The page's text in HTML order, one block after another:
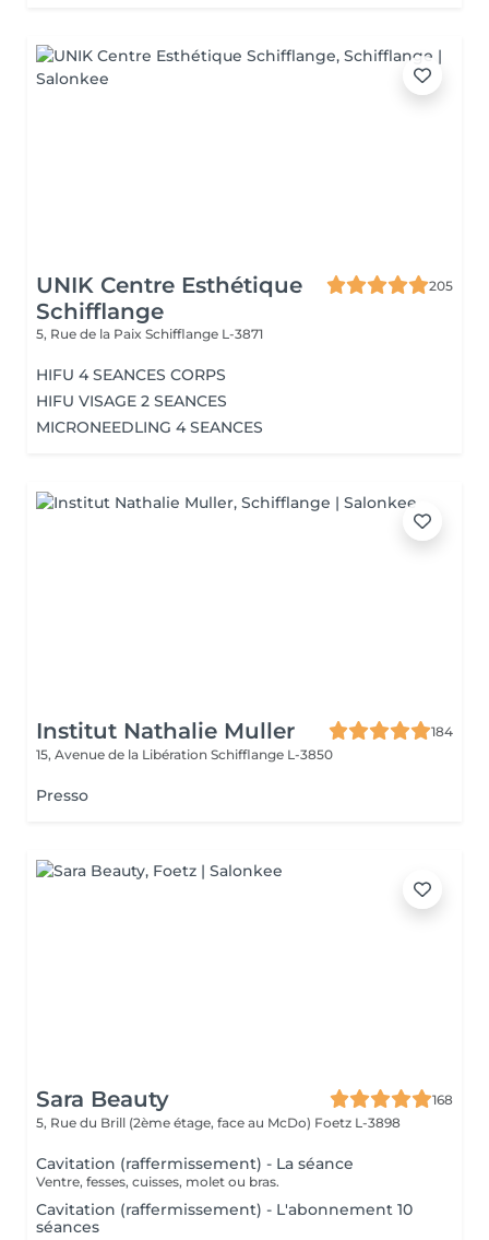
UNIK Centre Esthétique
Schifflange
205
5, Rue de la Paix Schifflange L-3871
HIFU 4 SEANCES CORPS
HIFU VISAGE 2 SEANCES
MICRONEEDLING 4 SEANCES
Institut Nathalie Muller
184
15, Avenue de la Libération Schifflange L-3850
Presso
Sara Beauty
168
5, Rue du Brill (2ème étage, face au McDo) Foetz L-3898
Cavitation (raffermissement) - La séance
Ventre, fesses, cuisses, molet ou bras.
Cavitation (raffermissement) - L'abonnement 10
séances